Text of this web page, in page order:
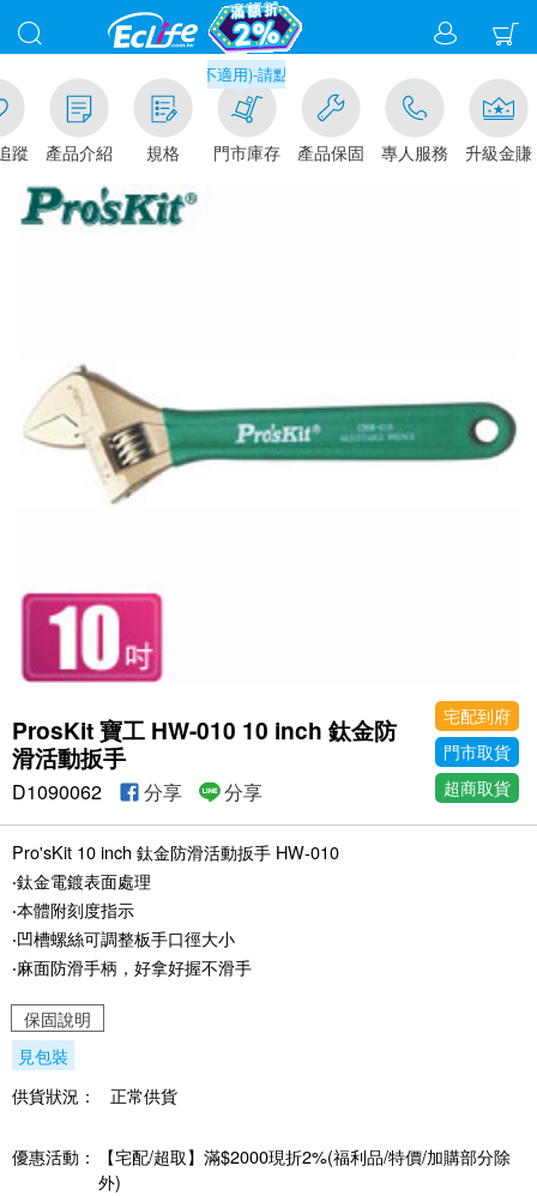
蹤 產品介紹 規格
市取貨現折1%(部分商品不適用)-請點我看
門市庫存 產品保固 專人服務 升級金賺
ProsKit 寶工 HW-010 10 inch 鈦金防
滑活動扳手
宅配到府
門市取貨
超商取貨
D1090062 分享 分享
Pro'sKit 10 inch 鈦金防滑活動扳手 HW-010
‧鈦金電鍍表面處理
‧本體附刻度指示
‧凹槽螺絲可調整板手口徑大小
‧麻面防滑手柄，好拿好握不滑手
保固說明
見包裝
供貨狀況：
正常供貨
優惠活動：
【宅配/超取】滿$2000現折2%(福利品/特價/加購部分除
外)